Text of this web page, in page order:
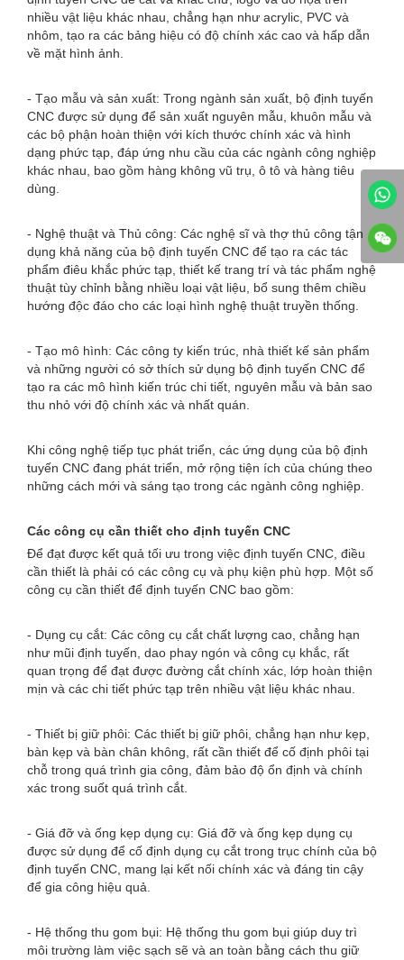
nhiều vật liệu khác nhau, chẳng hạn như acrylic, PVC và
nhôm, tạo ra các bảng hiệu có độ chính xác cao và hấp dẫn
về mặt hình ảnh.
- Tạo mẫu và sản xuất: Trong ngành sản xuất, bộ định tuyến
CNC được sử dụng để sản xuất nguyên mẫu, khuôn mẫu và
các bộ phận hoàn thiện với kích thước chính xác và hình
dạng phức tạp, đáp ứng nhu cầu của các ngành công nghiệp
khác nhau, bao gồm hàng không vũ trụ, ô tô và hàng tiêu
dùng.
- Nghệ thuật và Thủ công: Các nghệ sĩ và thợ thủ công tận
dụng khả năng của bộ định tuyến CNC để tạo ra các tác
phẩm điêu khắc phức tạp, thiết kế trang trí và tác phẩm nghệ
thuật tùy chỉnh bằng nhiều loại vật liệu, bổ sung thêm chiều
hướng độc đáo cho các loại hình nghệ thuật truyền thống.
- Tạo mô hình: Các công ty kiến ​​trúc, nhà thiết kế sản phẩm
và những người có sở thích sử dụng bộ định tuyến CNC để
tạo ra các mô hình kiến ​​trúc chi tiết, nguyên mẫu và bản sao
thu nhỏ với độ chính xác và nhất quán.
Khi công nghệ tiếp tục phát triển, các ứng dụng của bộ định
tuyến CNC đang phát triển, mở rộng tiện ích của chúng theo
những cách mới và sáng tạo trong các ngành công nghiệp.
Các công cụ cần thiết cho định tuyến CNC
Để đạt được kết quả tối ưu trong việc định tuyến CNC, điều
cần thiết là phải có các công cụ và phụ kiện phù hợp. Một số
công cụ cần thiết để định tuyến CNC bao gồm:
- Dụng cụ cắt: Các công cụ cắt chất lượng cao, chẳng hạn
như mũi định tuyến, dao phay ngón và công cụ khắc, rất
quan trọng để đạt được đường cắt chính xác, lớp hoàn thiện
mịn và các chi tiết phức tạp trên nhiều vật liệu khác nhau.
- Thiết bị giữ phôi: Các thiết bị giữ phôi, chẳng hạn như kẹp,
bàn kẹp và bàn chân không, rất cần thiết để cố định phôi tại
chỗ trong quá trình gia công, đảm bảo độ ổn định và chính
xác trong suốt quá trình cắt.
- Giá đỡ và ống kẹp dụng cụ: Giá đỡ và ống kẹp dụng cụ
được sử dụng để cố định dụng cụ cắt trong trục chính của bộ
định tuyến CNC, mang lại kết nối chính xác và đáng tin cậy
để gia công hiệu quả.
- Hệ thống thu gom bụi: Hệ thống thu gom bụi giúp duy trì
môi trường làm việc sạch sẽ và an toàn bằng cách thu giữ